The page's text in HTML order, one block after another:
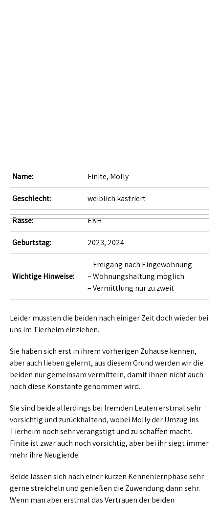
Name: Finite, Molly
Geschlecht: weiblich kastriert
Rasse: EKH
Geburtstag: 2023, 2024
Wichtige Hinweise:
– Freigang nach Eingewöhnung
– Wohnungshaltung möglich
– Vermittlung nur zu zweit
Leider mussten die beiden nach einiger Zeit doch wieder bei
uns im Tierheim einziehen.
Sie haben sich erst in ihrem vorherigen Zuhause kennen,
aber auch lieben gelernt, aus diesem Grund werden wir die
beiden nur gemeinsam vermitteln, damit ihnen nicht auch
noch diese Konstante genommen wird.
Sie sind beide allerdings bei fremden Leuten erstmal sehr
vorsichtig und zurückhaltend, wobei Molly der Umzug ins
Tierheim noch sehr verängstigt und zu schaffen macht.
Finite ist zwar auch noch vorsichtig, aber bei ihr siegt immer
mehr ihre Neugierde.
Beide lassen sich nach einer kurzen Kennenlernphase sehr
gerne streicheln und genießen die Zuwendung dann sehr.
Wenn man aber erstmal das Vertrauen der beiden